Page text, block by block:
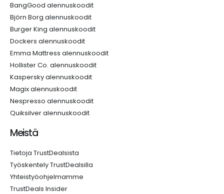
BangGood alennuskoodit
Björn Borg alennuskoodit
Burger King alennuskoodit
Dockers alennuskoodit
Emma Mattress alennuskoodit
Hollister Co. alennuskoodit
Kaspersky alennuskoodit
Magix alennuskoodit
Nespresso alennuskoodit
Quiksilver alennuskoodit
Meistä
Tietoja TrustDealsista
Työskentely TrustDealsilla
Yhteistyöohjelmamme
TrustDeals Insider